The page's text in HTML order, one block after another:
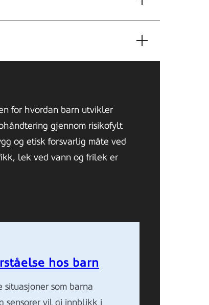
for hvordan barn utvikler
gjennom risikofylt
og etisk forsvarlig måte ved
lek ved vann og frilek er
hos barn
som barna
sensorer vil gi innblikk i